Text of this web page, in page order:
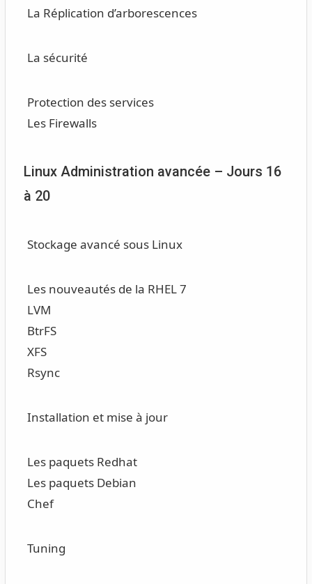
La Réplication d’arborescences
La sécurité
Protection des services
Les Firewalls
Linux Administration avancée – Jours 16
à 20
Stockage avancé sous Linux
Les nouveautés de la RHEL 7
LVM
BtrFS
XFS
Rsync
Installation et mise à jour
Les paquets Redhat
Les paquets Debian
Chef
Tuning